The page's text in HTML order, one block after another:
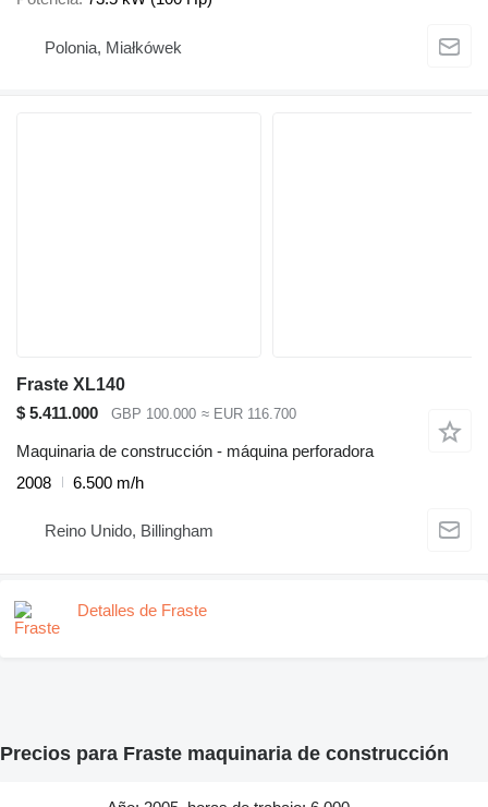
Polonia, Miałkówek
Fraste XL140
$ 5.411.000
GBP 100.000 ≈ EUR 116.700
Maquinaria de construcción - máquina perforadora
2008
6.500 m/h
Reino Unido, Billingham
Detalles de Fraste
Precios para Fraste maquinaria de construcción